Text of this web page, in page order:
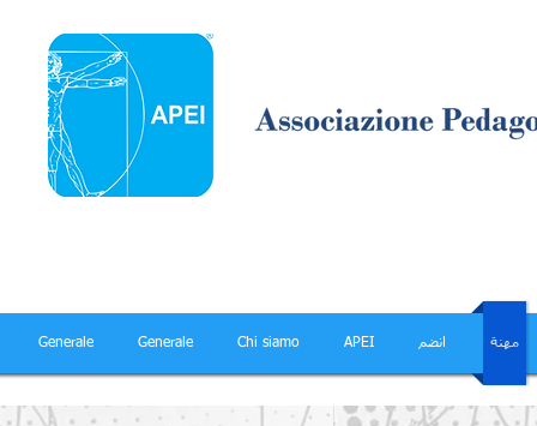
Generale Generale Chi siamo APEI انضم مهنة